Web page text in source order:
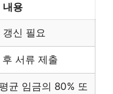
내용
신 필요
서류 제출
균 임금의 80% 또